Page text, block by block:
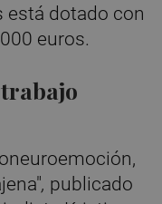
está dotado con
euros.
, publicado